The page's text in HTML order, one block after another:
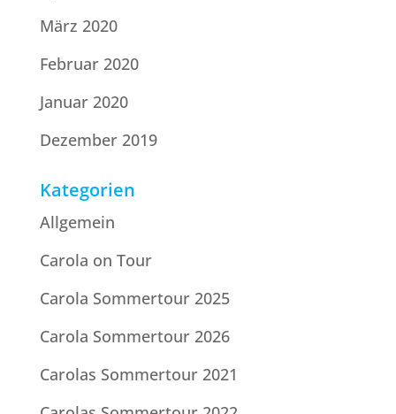
März 2020
Februar 2020
Januar 2020
Dezember 2019
Kategorien
Allgemein
Carola on Tour
Carola Sommertour 2025
Carola Sommertour 2026
Carolas Sommertour 2021